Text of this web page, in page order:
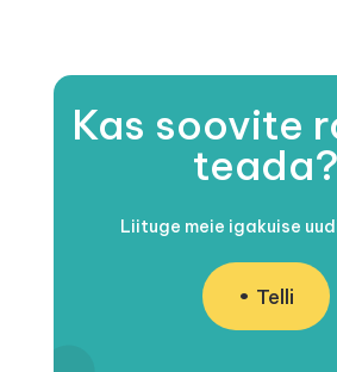
Kas soovite
teada?
Liituge meie igakuise
Telli